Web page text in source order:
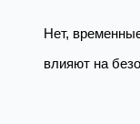
Нет,
влияют на